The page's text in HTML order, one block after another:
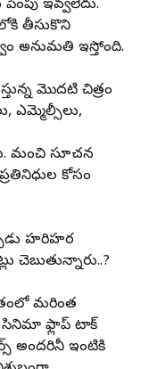
ఇవ్వలేదు.
తీసుకొని
అనుమతి ఇస్తోంది.
మొదటి చిత్రం
ఎమ్మెల్సీలు,
మంచి సూచన
కోసం
హరిహర
చెబుతున్నారు..?
మరింత
సినిమా ఫ్లాప్ టాక్
అందరినీ ఇంటికి